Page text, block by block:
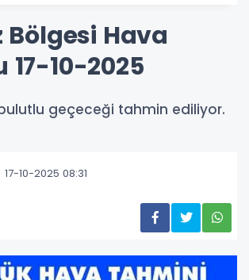
Bölgesi Hava
17-10-2025
geçeceği tahmin ediliyor.
17-10-2025 08:31